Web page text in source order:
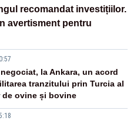
recomandat investițiilor.
avertisment pentru
negociat, la Ankara, un acord
tranzitului prin Turcia al
de ovine și bovine